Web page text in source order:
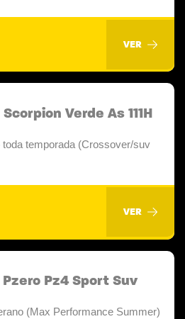
VER
Verde As 111H
temporada (Crossover/suv
VER
Pz4 Sport Suv
(Max Performance Summer)